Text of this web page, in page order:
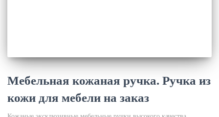
Мебельная кожаная ручка. Ручка из
кожи для мебели на заказ